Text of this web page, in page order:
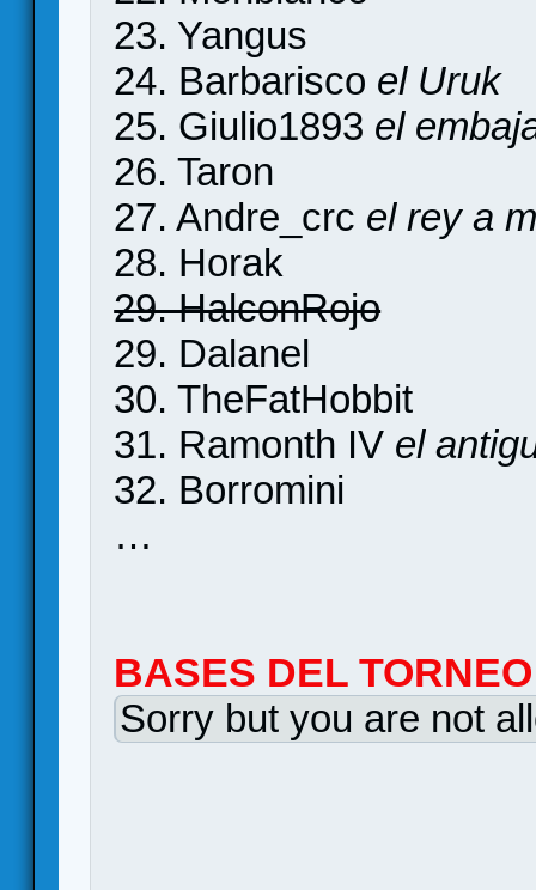
23. Yangus
24. Barbarisco el Uruk
25. Giulio1893 el
26. Taron
27. Andre_crc el rey a
28. Horak
29. HalconRojo
29. Dalanel
30. TheFatHobbit
31. Ramonth IV el
32. Borromini
…
BASES DEL TORNEO
Sorry but you are not